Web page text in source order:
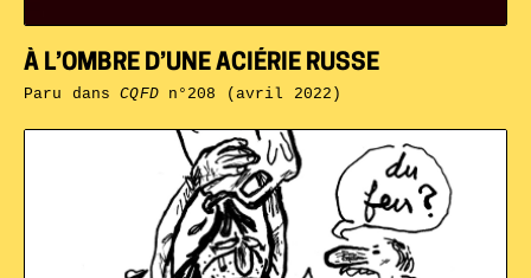
À L’OMBRE D’UNE ACIÉRIE RUSSE
Paru dansCQFDn°208 (avril 2022)